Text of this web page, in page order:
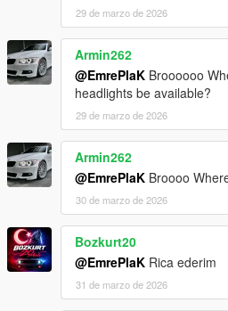
29 de marzo de 2026
Armin262
@EmrePlaK Broooooo
headlights be available?
29 de marzo de 2026
Armin262
@EmrePlaK Broooo
30 de marzo de 2026
Bozkurt20
@EmrePlaK Rica ederim
31 de marzo de 2026